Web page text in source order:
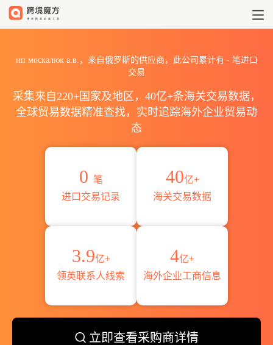
ип москалюк а.в.，来自俄罗斯的供应商，此公司累计有 -笔进口
交易
采集来自220+国家及地区，40亿+条海关交易数据，
全球贸易数据精准查找，实时追踪海外企业贸易动
态
0 笔
进口交易记录
40亿+
海关交易数据
3.9亿+
领英联系人线索
4亿+
海外企业工商信息
立即查看采购商详情